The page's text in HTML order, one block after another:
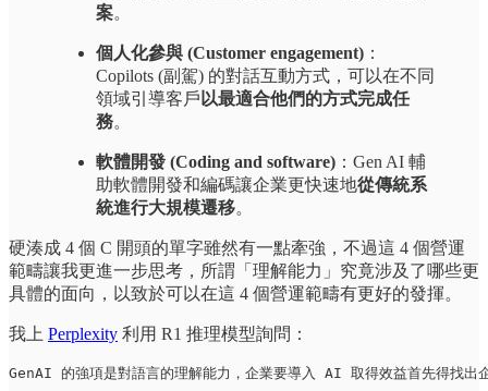
案。
個人化參與 (Customer engagement) ：
Copilots (副駕) 的對話互動方式，可以在不同
領域引導客戶 以最適合他們的方式完成任
務。
軟體開發 (Coding and software) ：Gen AI 輔
助軟體開發和編碼讓企業更快速地從傳統系
統進行大規模遷移。
硬湊成 4 個 C 開頭的單字雖然有一點牽強，不過這 4 個營運
範疇讓我更進一步思考，所謂「理解能力」究竟涉及了哪些更
具體的面向，以致於可以在這 4 個營運範疇有更好的發揮。
我上 Perplexity 利用 R1 推理模型詢問：
GenAI 的強項是對語言的理解能力，企業要導入 AI 取得效益首先得找出